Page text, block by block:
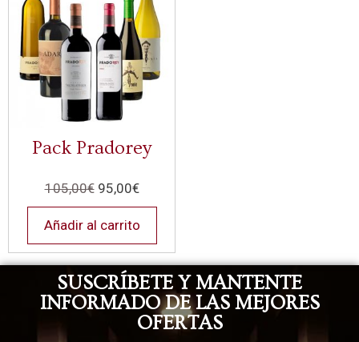
Pack Pradorey
105,00€ 95,00€
Añadir al carrito
SUSCRÍBETE Y MANTENTE
INFORMADO DE LAS MEJORES
OFERTAS